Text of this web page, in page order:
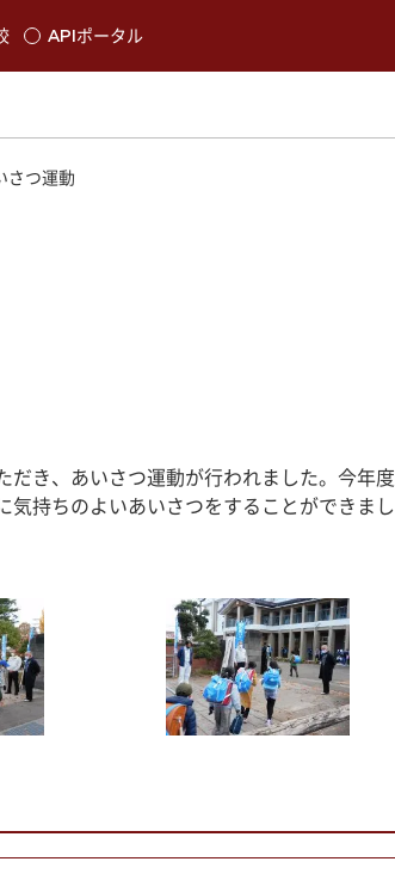
APIポータル
さつ運動
き、あいさつ運動が行われました。今年
気持ちのよいあいさつをすることができま